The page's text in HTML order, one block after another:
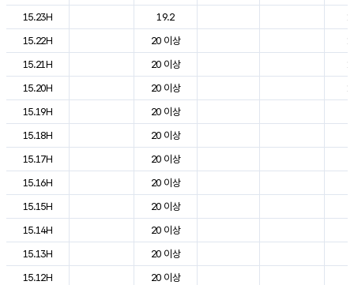
15.23H
19.2
15.22H
20 이상
15.21H
20 이상
15.20H
20 이상
15.19H
20 이상
15.18H
20 이상
15.17H
20 이상
15.16H
20 이상
15.15H
20 이상
15.14H
20 이상
15.13H
20 이상
15.12H
20 이상